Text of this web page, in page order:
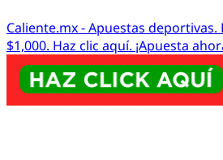
Caliente.mx - Apuestas deportivas.
$1,000. Haz clic aquí. ¡Apuesta